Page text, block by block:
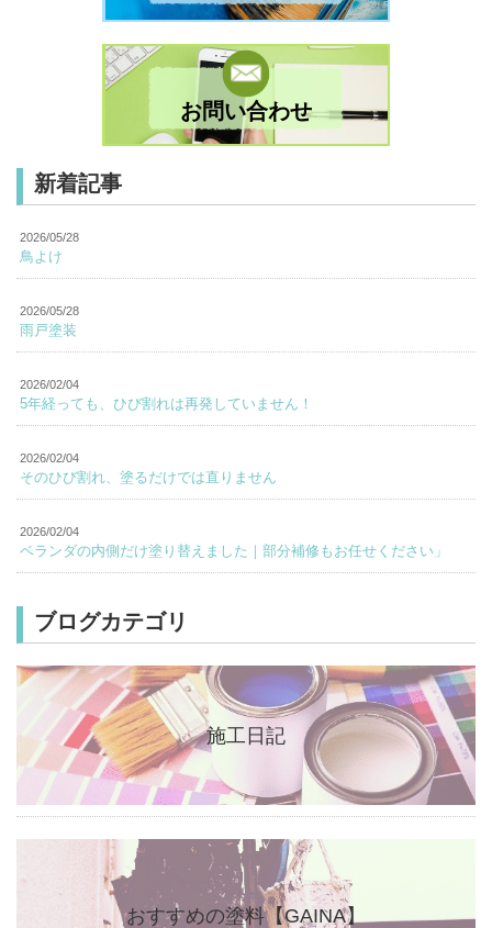
お問い合わせ
新着記事
2026/05/28
鳥よけ
2026/05/28
雨戸塗装
2026/02/04
5年経っても、ひび割れは再発していません！
2026/02/04
そのひび割れ、塗るだけでは直りません
2026/02/04
ベランダの内側だけ塗り替えました｜部分補修もお任せください」
ブログカテゴリ
施工日記
おすすめの塗料【GAINA】